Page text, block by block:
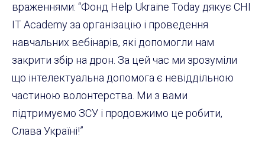
враженнями: “Фонд Help Ukraine Today дякує CHI
IT Academy за організацію і проведення
навчальних вебінарів, які допомогли нам
закрити збір на дрон. За цей час ми зрозуміли
що інтелектуальна допомога є невіддільною
частиною волонтерства. Ми з вами
підтримуємо ЗСУ і продовжимо це робити,
Слава Україні!”